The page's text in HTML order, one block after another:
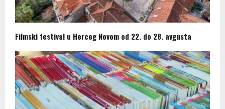
Filmski festival u Herceg Novom od 22. do 28. avgusta